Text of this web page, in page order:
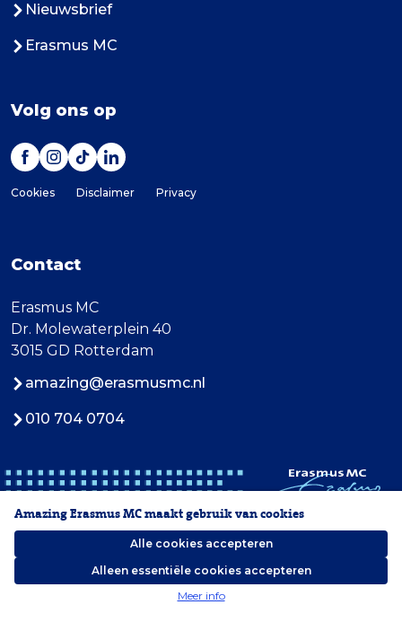
Nieuwsbrief
Erasmus MC
Volg ons op
Cookies Disclaimer Privacy
Contact
Erasmus MC
Dr. Molewaterplein 40
3015 GD Rotterdam
amazing@erasmusmc.nl
010 704 0704
2026 Erasmus MC
Amazing Erasmus MC maakt gebruik van cookies
Alle cookies accepteren
Alleen essentiële cookies accepteren
Meer info